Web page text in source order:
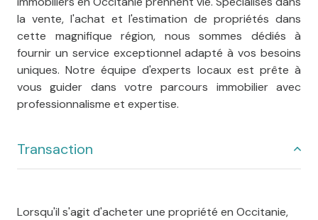
la vente, l'achat et l'estimation de propriétés dans
cette magnifique région, nous sommes dédiés à
fournir un service exceptionnel adapté à vos besoins
uniques. Notre équipe d'experts locaux est prête à
vous guider dans votre parcours immobilier avec
professionnalisme et expertise.
Transaction
Lorsqu'il s'agit d'acheter une propriété en Occitanie,